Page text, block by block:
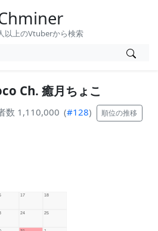
以上のVtuberから検索
Ch. 癒月ちょこ
数 1,110,000 (#128) 順位の推移